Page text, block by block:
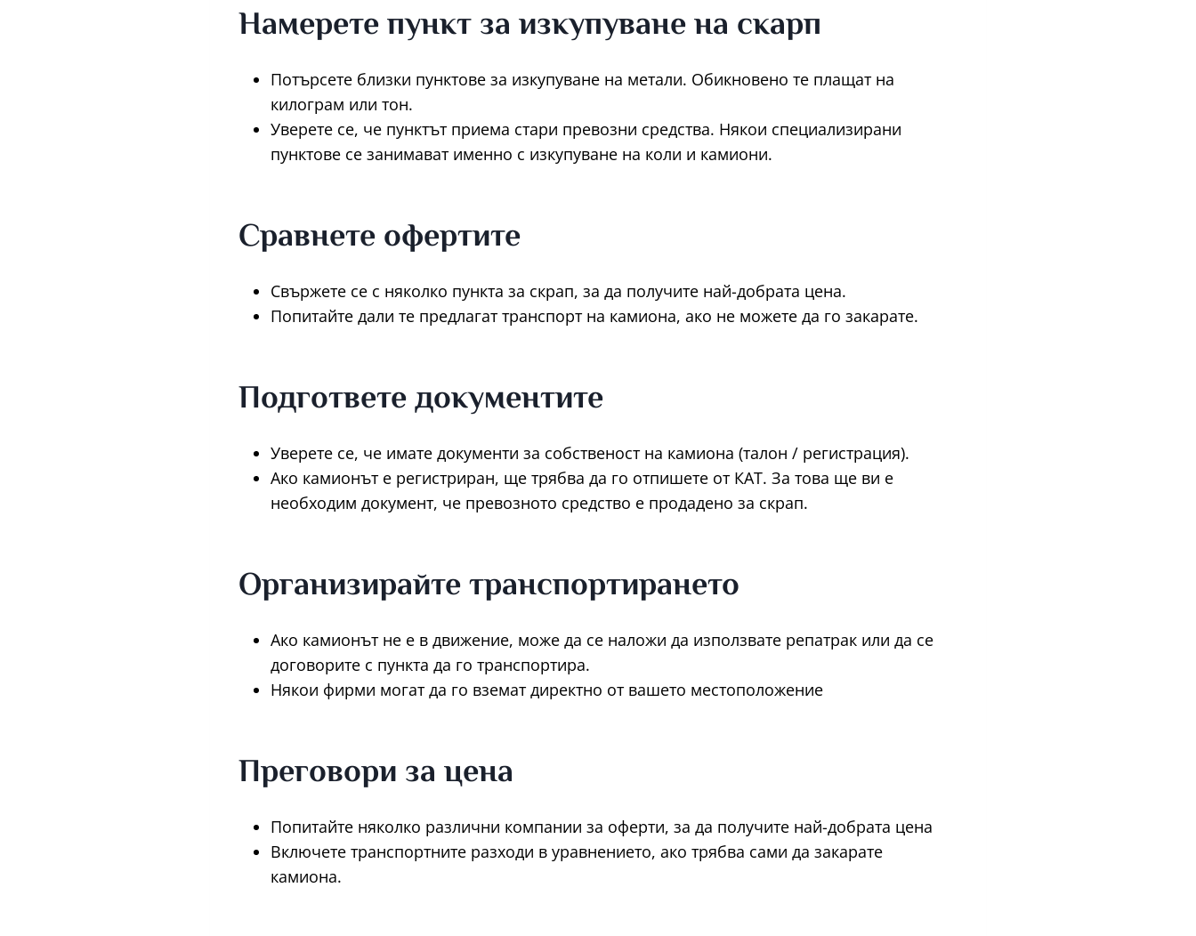
Намерете пункт за изкупуване на скарп
Потърсете близки пунктове за изкупуване на метали. Обикновено те плащат на
килограм или тон.
Уверете се, че пунктът приема стари превозни средства. Някои специализирани
пунктове се занимават именно с изкупуване на коли и камиони.
Сравнете офертите
Свържете се с няколко пункта за скрап, за да получите най-добрата цена.
Попитайте дали те предлагат транспорт на камиона, ако не можете да го закарате.
Подгответе документите
Уверете се, че имате документи за собственост на камиона (талон / регистрация).
Ако камионът е регистриран, ще трябва да го отпишете от КАТ. За това ще ви е
необходим документ, че превозното средство е продадено за скрап.
Организирайте транспортирането
Ако камионът не е в движение, може да се наложи да използвате репатрак или да се
договорите с пункта да го транспортира.
Някои фирми могат да го вземат директно от вашето местоположение
Преговори за цена
Попитайте няколко различни компании за оферти, за да получите най-добрата цена
Включете транспортните разходи в уравнението, ако трябва сами да закарате
камиона.